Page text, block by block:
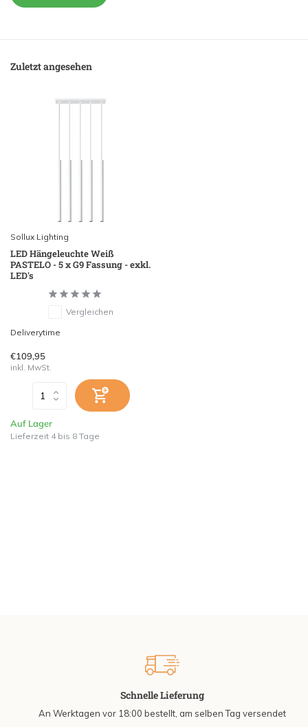
Zuletzt angesehen
Sollux Lighting
LED Hängeleuchte Weiß
PASTELO - 5 x G9 Fassung - exkl.
LED's
Vergleichen
Deliverytime
€109,95
inkl. MwSt.
Auf Lager
Lieferzeit 4 bis 8 Tage
Schnelle Lieferung
An Werktagen vor 18:00 bestellt, am selben Tag versendet